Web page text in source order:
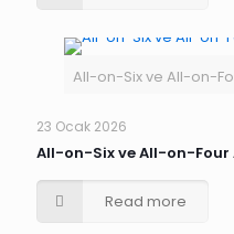
All-on-Six ve All-on-
23 Ocak 2026
All-on-Six ve All-on-Four
Read more